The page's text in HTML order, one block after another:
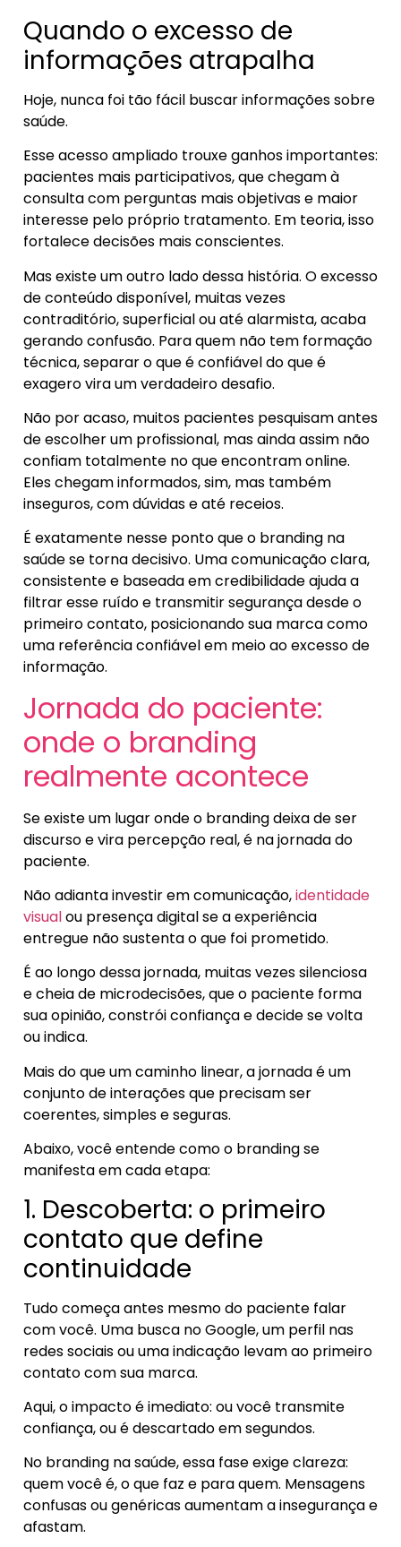
Quando o excesso de
informações atrapalha
Hoje, nunca foi tão fácil buscar informações sobre
saúde.
Esse acesso ampliado trouxe ganhos importantes:
pacientes mais participativos, que chegam à
consulta com perguntas mais objetivas e maior
interesse pelo próprio tratamento. Em teoria, isso
fortalece decisões mais conscientes.
Mas existe um outro lado dessa história. O excesso
de conteúdo disponível, muitas vezes
contraditório, superficial ou até alarmista, acaba
gerando confusão. Para quem não tem formação
técnica, separar o que é confiável do que é
exagero vira um verdadeiro desafio.
Não por acaso, muitos pacientes pesquisam antes
de escolher um profissional, mas ainda assim não
confiam totalmente no que encontram online.
Eles chegam informados, sim, mas também
inseguros, com dúvidas e até receios.
É exatamente nesse ponto que o branding na
saúde se torna decisivo. Uma comunicação clara,
consistente e baseada em credibilidade ajuda a
filtrar esse ruído e transmitir segurança desde o
primeiro contato, posicionando sua marca como
uma referência confiável em meio ao excesso de
informação.
Jornada do paciente:
onde o branding
realmente acontece
Se existe um lugar onde o branding deixa de ser
discurso e vira percepção real, é na jornada do
paciente.
Não adianta investir em comunicação,identidade
visualou presença digital se a experiência
entregue não sustenta o que foi prometido.
É ao longo dessa jornada, muitas vezes silenciosa
e cheia de microdecisões, que o paciente forma
sua opinião, constrói confiança e decide se volta
ou indica.
Mais do que um caminho linear, a jornada é um
conjunto de interações que precisam ser
coerentes, simples e seguras.
Abaixo, você entende como o branding se
manifesta em cada etapa:
1. Descoberta: o primeiro
contato que define
continuidade
Tudo começa antes mesmo do paciente falar
com você. Uma busca no Google, um perfil nas
redes sociais ou uma indicação levam ao primeiro
contato com sua marca.
Aqui, o impacto é imediato: ou você transmite
confiança, ou é descartado em segundos.
No branding na saúde, essa fase exige clareza:
quem você é, o que faz e para quem. Mensagens
confusas ou genéricas aumentam a insegurança e
afastam.